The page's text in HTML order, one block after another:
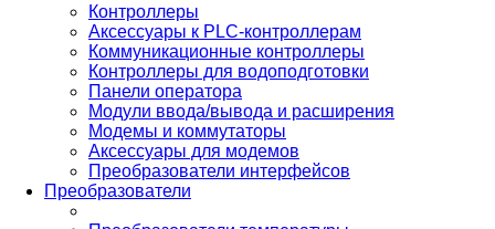
Контроллеры
Аксессуары к PLC-контроллерам
Коммуникационные контроллеры
Контроллеры для водоподготовки
Панели оператора
Модули ввода/вывода и расширения
Модемы и коммутаторы
Аксессуары для модемов
Преобразователи интерфейсов
Преобразователи